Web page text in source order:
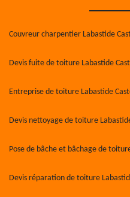
Couvreur charpentier Labastide
Devis fuite de toiture Labastide
Entreprise de toiture Labastide
Devis nettoyage de toiture
Pose de bâche et bâchage de
Devis réparation de toiture